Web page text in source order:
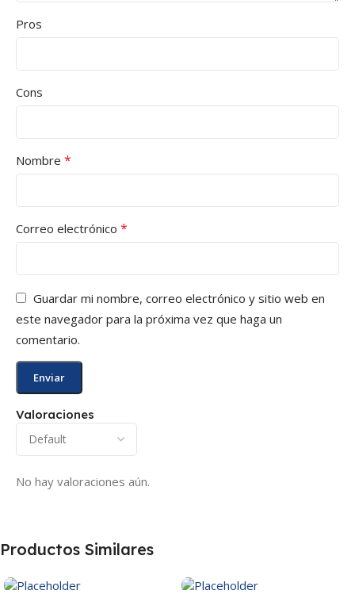
Valoraciones
No hay valoraciones aún.
Pros
Cons
Nombre *
Correo electrónico *
Guardar mi nombre, correo electrónico y sitio web en
este navegador para la próxima vez que haga un
comentario.
Productos Similares